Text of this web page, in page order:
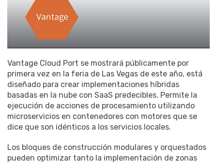
Vantage Cloud Port se mostrará públicamente por
primera vez en la feria de Las Vegas de este año, está
diseñado para crear implementaciones híbridas
basadas en la nube con SaaS predecibles. Permite la
ejecución de acciones de procesamiento utilizando
microservicios en contenedores con motores que se
dice que son idénticos a los servicios locales.
Los bloques de construcción modulares y orquestados
pueden optimizar tanto la implementación de zonas